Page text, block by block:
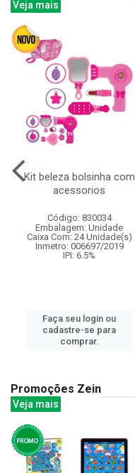
Veja mais
Kit beleza bolsinha com
acessorios
Código: 830034
Embalagem: Unidade
Caixa Com: 24 Unidade(s)
Inmetro: 006697/2019
IPI: 6.5%
Faça seu login ou
cadastre-se para
comprar.
Promoções Zein
Veja mais